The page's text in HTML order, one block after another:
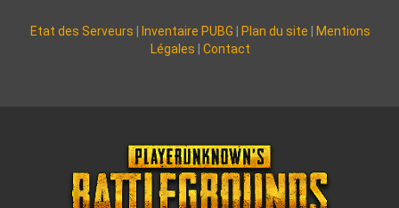
Etat des Serveurs Inventaire PUBG Plan du site
Mentions
Légales
Contact